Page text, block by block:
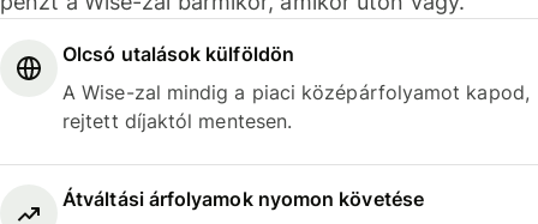
Olcsó utalások külföldön
A Wise-zal mindig a piaci középárfolyamot kapod,
rejtett díjaktól mentesen.
Átváltási árfolyamok nyomon követése